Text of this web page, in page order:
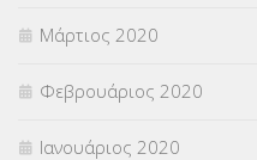
Μάρτιος 2020
Φεβρουάριος 2020
Ιανουάριος 2020